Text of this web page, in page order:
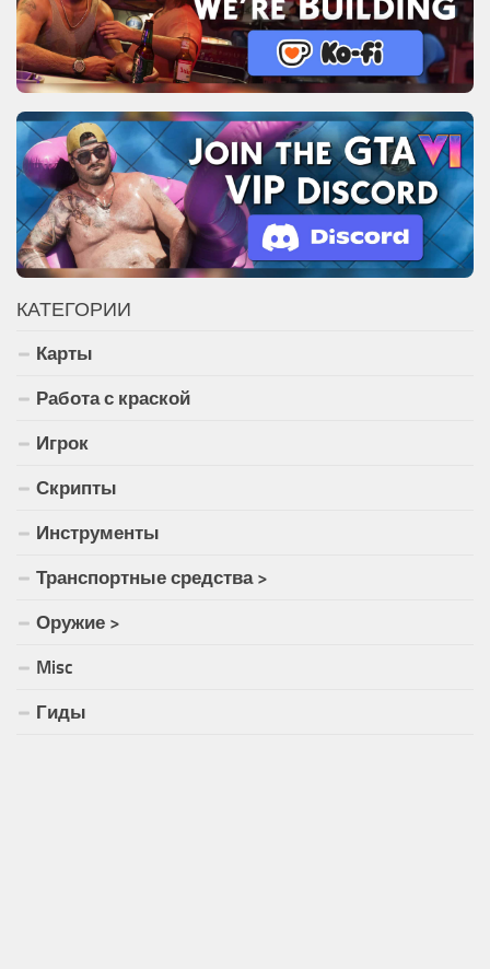
КАТЕГОРИИ
Карты
Работа с краской
Игрок
Скрипты
Инструменты
Транспортные средства >
Оружие >
Misc
Гиды